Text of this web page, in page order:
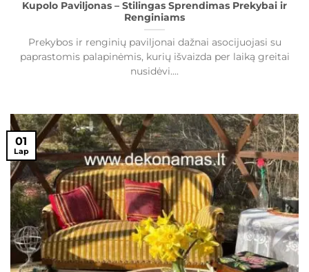
Kupolo Paviljonas – Stilingas Sprendimas Prekybai ir
Renginiams
Prekybos ir renginių paviljonai dažnai asocijuojasi su
paprastomis palapinėmis, kurių išvaizda per laiką greitai
nusidėvi....
01
Lap